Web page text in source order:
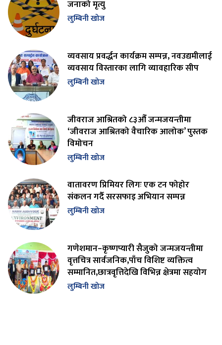
जनाको मृत्यु
लुम्बिनी खोज
व्यवसाय प्रवर्द्धन कार्यक्रम सम्पन्न, नवउद्यमीलाई
व्यवसाय विस्तारका लागि व्यावहारिक सीप
लुम्बिनी खोज
जीवराज आश्रितको ८३औँ जन्मजयन्तीमा
‘जीवराज आश्रितको वैचारिक आलोक’ पुस्तक
विमोचन
लुम्बिनी खोज
वातावरण प्रिमियर लिगः एक टन फोहोर
संकलन गर्दै सरसफाइ अभियान सम्पन्न
लुम्बिनी खोज
गणेशमान–कृष्णप्यारी सैजुको जन्मजयन्तीमा
वृत्तचित्र सार्वजनिक,पाँच विशिष्ट व्यक्तित्व
सम्मानित,छात्रवृत्तिदेखि विभिन्न क्षेत्रमा सहयोग
लुम्बिनी खोज